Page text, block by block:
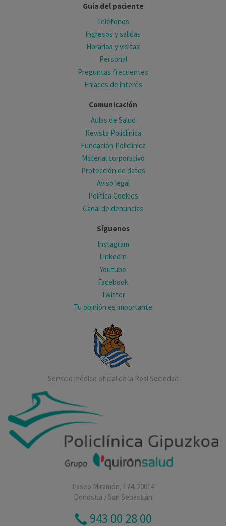
Guía del paciente
Teléfonos
Ingresos y salidas
Horarios y visitas
Personal
Preguntas frecuentes
Enlaces de interés
Comunicación
Aulas de Salud
Revista Policlínica
Fundación Policlínica
Material corporativo
Protección de datos
Aviso legal
Política Cookies
Canal de denuncias
Síguenos
Instagram
LinkedIn
Youtube
Facebook
Twitter
Tu opinión es importante
Servicio médico oficial de la Real Sociedad
Paseo Miramón, 174. 20014
Donostia / San Sebastián
943 00 28 00